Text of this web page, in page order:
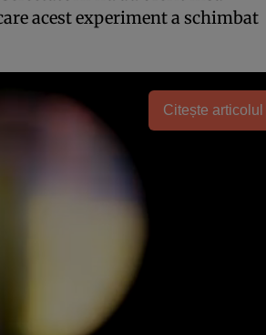
acest experiment a schimbat
Citește articolul